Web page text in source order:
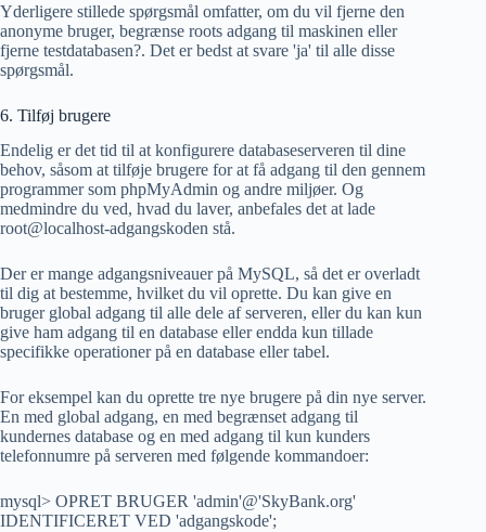
Yderligere stillede spørgsmål omfatter, om du vil fjerne den
anonyme bruger, begrænse roots adgang til maskinen eller
fjerne testdatabasen?. Det er bedst at svare 'ja' til alle disse
spørgsmål.
6. Tilføj brugere
Endelig er det tid til at konfigurere databaseserveren til dine
behov, såsom at tilføje brugere for at få adgang til den gennem
programmer som phpMyAdmin og andre miljøer. Og
medmindre du ved, hvad du laver, anbefales det at lade
root@localhost-adgangskoden stå.
Der er mange adgangsniveauer på MySQL, så det er overladt
til dig at bestemme, hvilket du vil oprette. Du kan give en
bruger global adgang til alle dele af serveren, eller du kan kun
give ham adgang til en database eller endda kun tillade
specifikke operationer på en database eller tabel.
For eksempel kan du oprette tre nye brugere på din nye server.
En med global adgang, en med begrænset adgang til
kundernes database og en med adgang til kun kunders
telefonnumre på serveren med følgende kommandoer:
mysql> OPRET BRUGER 'admin'@'SkyBank.org'
IDENTIFICERET VED 'adgangskode';